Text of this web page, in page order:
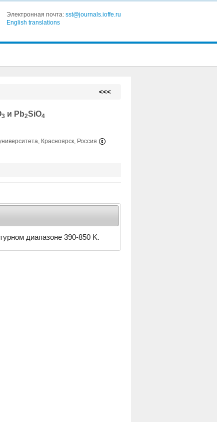
Электронная почта: sst@journals.ioffe.ru
English translations
<<<
3 и Pb2SiO4
Красноярск, Россия
диапазоне 390-850 K.